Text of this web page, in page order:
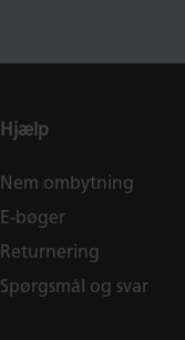
Hjælp
Nem ombytning
E-bøger
Returnering
Spørgsmål og svar